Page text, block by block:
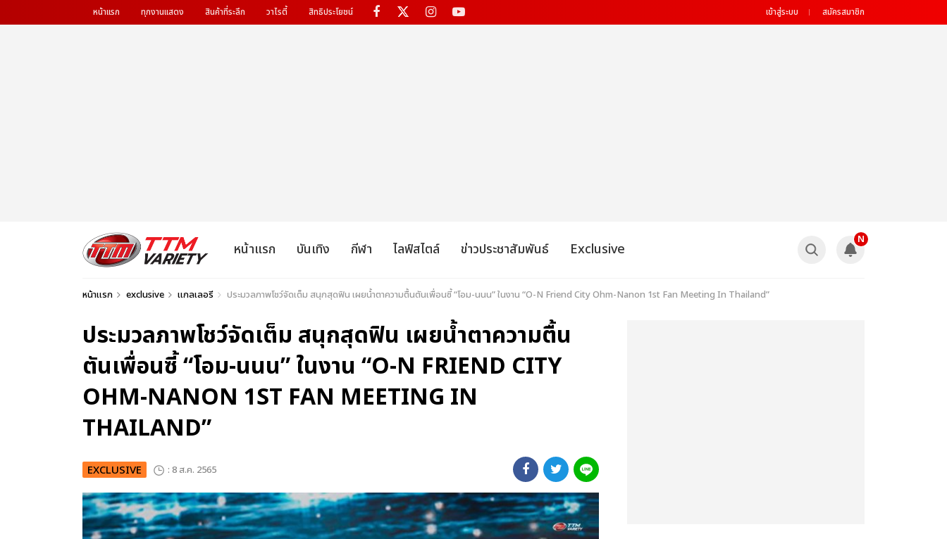
หน้าแรก ทุกงานแสดง สินค้าที่ระลึก วาไรตี้ สิทธิประโยชน์ เข้าสู่ระบบ สมัครสมาชิก
หน้าแรก บันเทิง กีฬา ไลฟ์สไตล์ ข่าวประชาสัมพันธ์ Exclusive
N
หน้าแรก exclusive แกลเลอรี ประมวลภาพโชว์จัดเต็ม สนุกสุดฟิน เผยน้ำตาความตื้นตันเพื่อนซี้ “โอม-นนน” ในงาน “O-N Friend City Ohm-Nanon 1st Fan Meeting In Thailand”
ประมวลภาพโชว์จัดเต็ม สนุกสุดฟิน เผยน้ำตาความตื้น
ตันเพื่อนซี้ “โอม-นนน” ในงาน “O-N FRIEND CITY
OHM-NANON 1ST FAN MEETING IN
THAILAND”
EXCLUSIVE : 8 ส.ค. 2565